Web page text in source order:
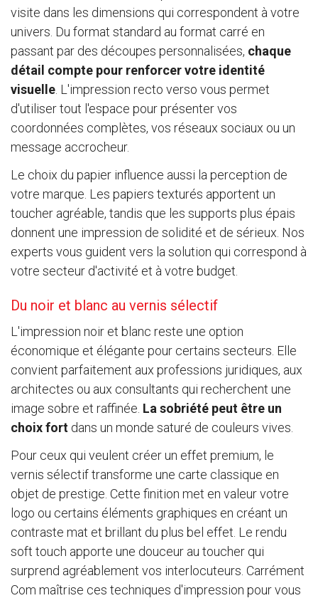
visite dans les dimensions qui correspondent à votre
univers. Du format standard au format carré en
passant par des découpes personnalisées, chaque
détail compte pour renforcer votre identité
visuelle . L'impression recto verso vous permet
d'utiliser tout l'espace pour présenter vos
coordonnées complètes, vos réseaux sociaux ou un
message accrocheur.
Le choix du papier influence aussi la perception de
votre marque. Les papiers texturés apportent un
toucher agréable, tandis que les supports plus épais
donnent une impression de solidité et de sérieux. Nos
experts vous guident vers la solution qui correspond à
votre secteur d'activité et à votre budget.
Du noir et blanc au vernis sélectif
L'impression noir et blanc reste une option
économique et élégante pour certains secteurs. Elle
convient parfaitement aux professions juridiques, aux
architectes ou aux consultants qui recherchent une
image sobre et raffinée. La sobriété peut être un
choix fort dans un monde saturé de couleurs vives.
Pour ceux qui veulent créer un effet premium, le
vernis sélectif transforme une carte classique en
objet de prestige. Cette finition met en valeur votre
logo ou certains éléments graphiques en créant un
contraste mat et brillant du plus bel effet. Le rendu
soft touch apporte une douceur au toucher qui
surprend agréablement vos interlocuteurs. Carrément
Com maîtrise ces techniques d'impression pour vous